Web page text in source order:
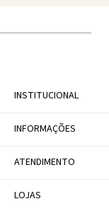
INSTITUCIONAL
A Marca
Trabalhe conosco
INFORMAÇÕES
Política de Privacidade
Tabela de Medidas
ATENDIMENTO
Personal Shopper
LOJAS